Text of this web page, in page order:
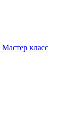
класс